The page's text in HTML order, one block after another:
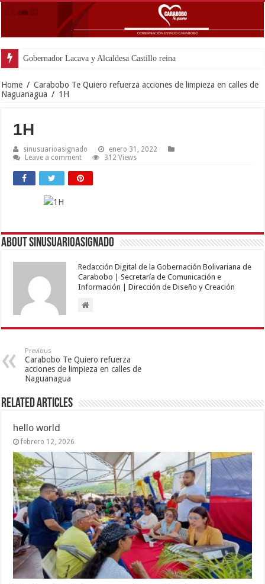
Gobernador Lacava y Alcaldesa Castillo reinauguraron CDI y
Home / Carabobo Te Quiero refuerza acciones de limpieza en calles de
Naguanagua / 1H
1H
sinusuarioasignado
enero 31, 2022
Leave a comment
312 Views
About sinusuarioasignado
Redacción Digital de la Gobernación Bolivariana de
Carabobo | Secretaría de Comunicación e
Información | Dirección de Diseño y Creación
Previous
Carabobo Te Quiero refuerza
acciones de limpieza en calles de
Naguanagua
Related Articles
hello world
febrero 12, 2026